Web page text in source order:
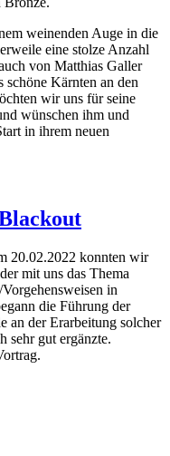
weinenden Auge in die
eine stolze Anzahl
von Matthias Galler
schöne Kärnten an den
wir uns für seine
wünschen ihm und
in ihrem neuen
20.02.2022 konnten wir
mit uns das Thema
in
die Führung der
an der Erarbeitung solcher
sehr gut ergänzte.